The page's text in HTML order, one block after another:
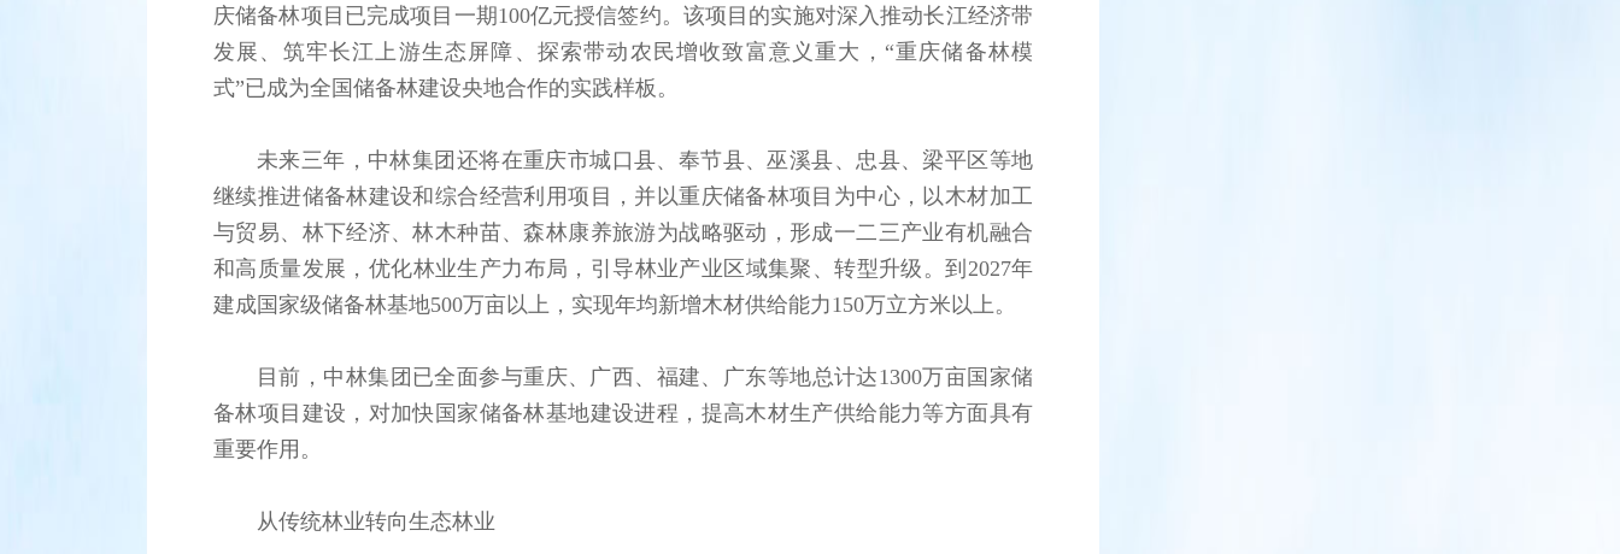
庆储备林项目已完成项目一期100亿元授信签约。该项目的实施对深入推动长江经济带
发展、筑牢长江上游生态屏障、探索带动农民增收致富意义重大，“重庆储备林模
式”已成为全国储备林建设央地合作的实践样板。
未来三年，中林集团还将在重庆市城口县、奉节县、巫溪县、忠县、梁平区等地
继续推进储备林建设和综合经营利用项目，并以重庆储备林项目为中心，以木材加工
与贸易、林下经济、林木种苗、森林康养旅游为战略驱动，形成一二三产业有机融合
和高质量发展，优化林业生产力布局，引导林业产业区域集聚、转型升级。到2027年
建成国家级储备林基地500万亩以上，实现年均新增木材供给能力150万立方米以上。
目前，中林集团已全面参与重庆、广西、福建、广东等地总计达1300万亩国家储
备林项目建设，对加快国家储备林基地建设进程，提高木材生产供给能力等方面具有
重要作用。
从传统林业转向生态林业